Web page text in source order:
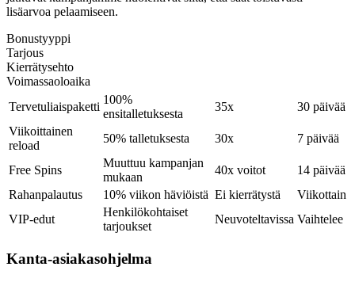
lisäarvoa pelaamiseen.
Bonustyyppi
Tarjous
Kierrätysehto
Voimassaoloaika
Tervetuliaispaketti
100%
ensitalletuksesta
35x
30 päivää
Viikoittainen
reload
50% talletuksesta 30x 7 päivää
Free Spins
Muuttuu kampanjan
mukaan
40x voitot
14 päivää
Rahanpalautus
10% viikon häviöistä Ei kierrätystä
Viikottain
VIP-edut
Henkilökohtaiset
tarjoukset
Neuvoteltavissa Vaihtelee
Kanta-asiakasohjelma